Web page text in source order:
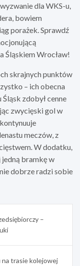
dla WKS-u,
bowiem
porażek. Sprawdź
Śląskiem Wrocław!
skrajnych punktów
– ich obecna
zdobył cenne
zwycięski gol w
meczów, z
W dodatku,
jedną bramkę w
dobrze radzi sobie
–
trasie kolejowej